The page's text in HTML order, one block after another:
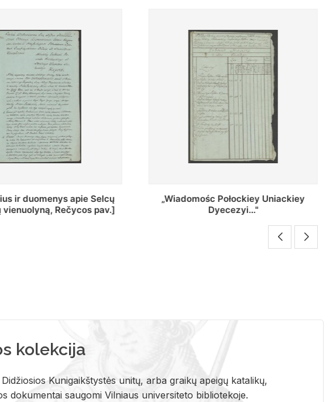
Połockiey Uniackiey
Dyecezyi..."
Regestr Parochow Dekanatu
Brzeskiego
kolekcija
Kunigaikštystės unitų, arba graikų apeigų katalikų,
dokumentai saugomi Vilniaus universiteto bibliotekoje.